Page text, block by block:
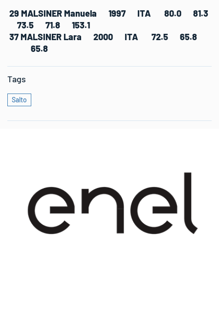
29 MALSINER Manuela 1997 ITA 80.0 81.3
73.5 71.8 153.1
37 MALSINER Lara 2000 ITA 72.5 65.8
65.8
Tags
Salto